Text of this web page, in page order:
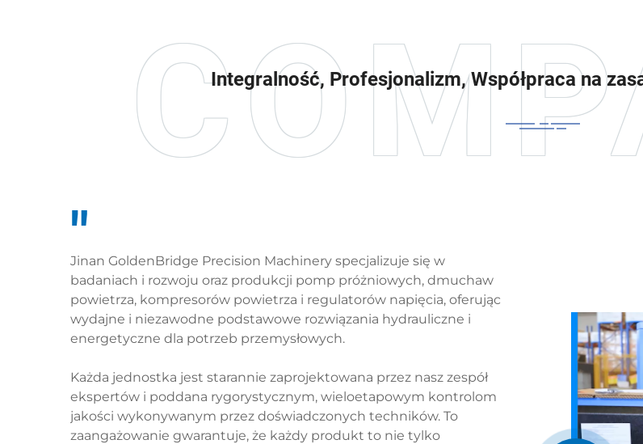
2009 rok
handlu
produkty
nasze
Ameryki
wpływ
Integralność, Profesjonalizm, Współpraca na
"
Jinan GoldenBridge Precision Machinery specjalizuje się w
badaniach i rozwoju oraz produkcji pomp próżniowych, dmuchaw
powietrza, kompresorów powietrza i regulatorów napięcia, oferując
wydajne i niezawodne podstawowe rozwiązania hydrauliczne i
energetyczne dla potrzeb przemysłowych.
Każda jednostka jest starannie zaprojektowana przez nasz zespół
ekspertów i poddana rygorystycznym, wieloetapowym kontrolom
jakości wykonywanym przez doświadczonych techników. To
zaangażowanie gwarantuje, że każdy produkt to nie tylko